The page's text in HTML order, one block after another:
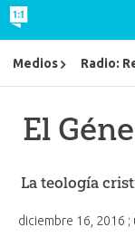
El
La teología
diciembre 16, 2016 ;
Medios Radio: